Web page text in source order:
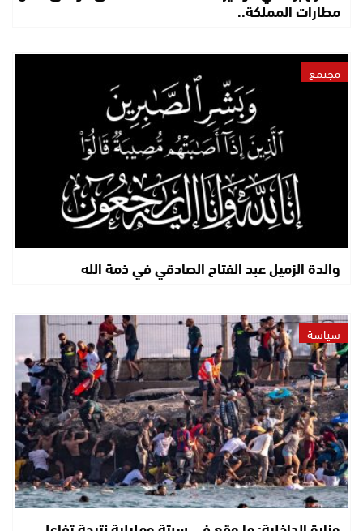
مطارات المملكة..
مجتمع
والدة الزميل عبد الفتاح الصادقي في ذمة الله
سياسة